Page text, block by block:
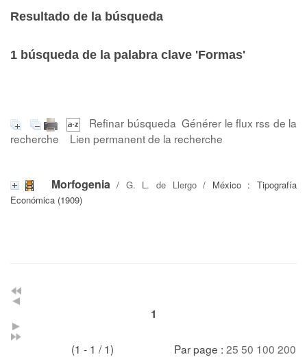
Resultado de la búsqueda
1 búsqueda de la palabra clave 'Formas'
Refinar búsqueda Générer le flux rss de la
recherche
Lien permanent de la recherche
Morfogenia/ G. L. de Llergo/ México : Tipografía
Económica (1909)
1
(1 - 1 / 1) Par page : 25 50 100 200